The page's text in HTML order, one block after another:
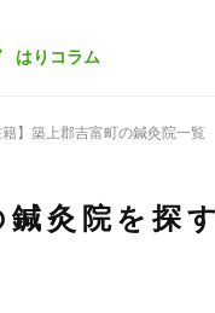
はりコラム
籍】築上郡吉富町の鍼灸院一覧
灸院を探